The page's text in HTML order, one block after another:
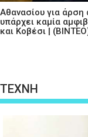
Αθανασίου για άρση
υπάρχει καμία
και Κοβέσι |
ΤΕΧΝΗ